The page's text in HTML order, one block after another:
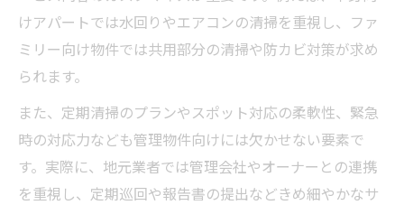
けアパートでは水回りやエアコンの清掃を重視し、ファ
ミリー向け物件では共用部分の清掃や防カビ対策が求め
られます。
また、定期清掃のプランやスポット対応の柔軟性、緊急
時の対応力なども管理物件向けには欠かせない要素で
す。実際に、地元業者では管理会社やオーナーとの連携
を重視し、定期巡回や報告書の提出などきめ細やかなサ